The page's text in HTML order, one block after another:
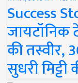
Success
जायटॉनिक
की तस्वीर,
सुधरी